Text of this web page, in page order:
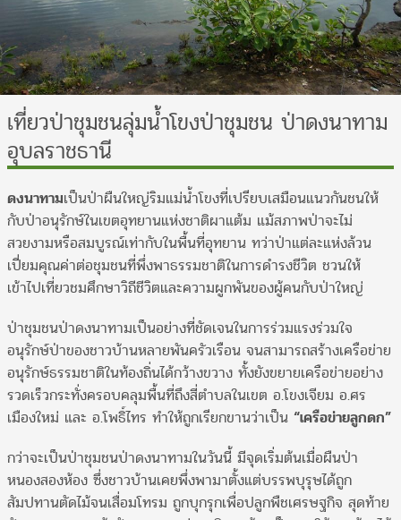
เที่ยวป่าชุมชนลุ่มน้ำโขงป่าชุมชน ป่าดงนาทาม
อุบลราชธานี
ดงนาทามเป็นป่าผืนใหญ่ริมแม่น้ำโขงที่เปรียบเสมือนแนวกันชนให้
กับป่าอนุรักษ์ในเขตอุทยานแห่งชาติผาแต้ม แม้สภาพป่าจะไม่
สวยงามหรือสมบูรณ์เท่ากับในพื้นที่อุทยาน ทว่าป่าแต่ละแห่งล้วน
เปี่ยมคุณค่าต่อชุมชนที่พึ่งพาธรรมชาติในการดำรงชีวิต ชวนให้
เข้าไปเที่ยวชมศึกษาวิถีชีวิตและความผูกพันของผู้คนกับป่าใหญ่
ป่าชุมชนป่าดงนาทามเป็นอย่างที่ชัดเจนในการร่วมแรงร่วมใจ
อนุรักษ์ป่าของชาวบ้านหลายพันครัวเรือน จนสามารถสร้างเครือข่าย
อนุรักษ์ธรรมชาติในท้องถิ่นได้กว้างขวาง ทั้งยังขยายเครือข่ายอย่าง
รวดเร็วกระทั่งครอบคลุมพื้นที่ถึงสี่ตำบลในเขต อ.โขงเจียม อ.ศร
เมืองใหม่ และ อ.โพธิ์ไทร ทำให้ถูกเรียกขานว่าเป็น “เครือข่ายลูกดก”
กว่าจะเป็นป่าชุมชนป่าดงนาทามในวันนี้ มีจุดเริ่มต้นเมื่อผืนป่า
หนองสองห้อง ซึ่งชาวบ้านเคยพึ่งพามาตั้งแต่บรรพบุรุษได้ถูก
สัมปทานตัดไม้จนเสื่อมโทรม ถูกบุกรุกเพื่อปลูกพืชเศรษฐกิจ สุดท้าย